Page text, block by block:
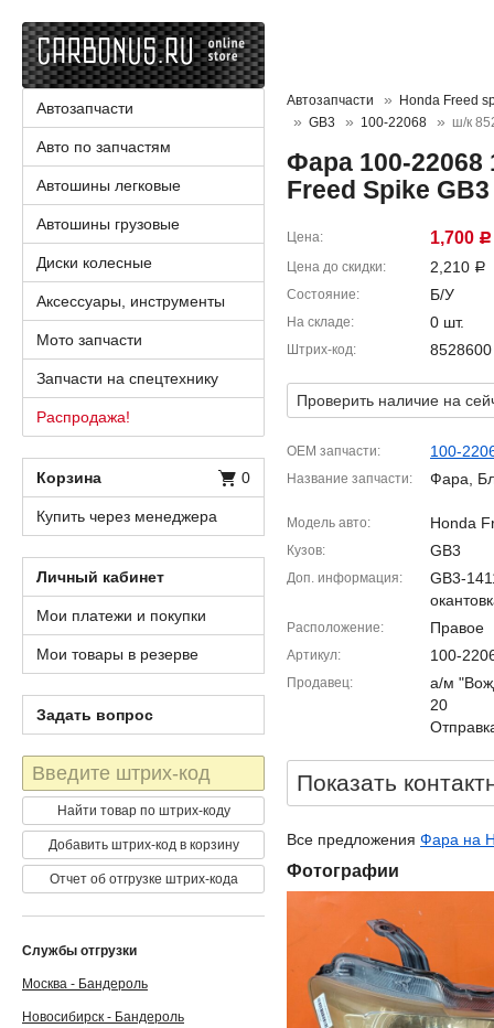
Автозапчасти
Honda Freed
GB3
100-22068 ш/к
Фара 100-22068
Freed Spike GB3
Цена 1,700 Р
Цена до скидки 2,210 Р
Состояние Б/У
На складе 0 шт.
Штрих-код 8528600
Проверить наличие на
OEM запчасти 100-
Название запчасти Фара,
Модель авто Honda
Кузов GB3
Доп. информация
GB3-
Расположение Правое
Артикул 100-
Продавец
а/м
20
Показать
Все предложения Фара на
Фотографии
Автозапчасти
Авто по запчастям
Автошины легковые
Автошины грузовые
Диски колесные
Аксессуары, инструменты
Мото запчасти
Запчасти на спецтехнику
Распродажа!
Корзина 0
Купить через менеджера
Личный кабинет
Мои платежи и покупки
Мои товары в резерве
Задать вопрос
Штрих-
код
Найти товар по штрих-коду
Добавить штрих-код в корзину
Отчет об отгрузке штрих-кода
Службы отгрузки
Москва - Бандероль
Новосибирск - Бандероль